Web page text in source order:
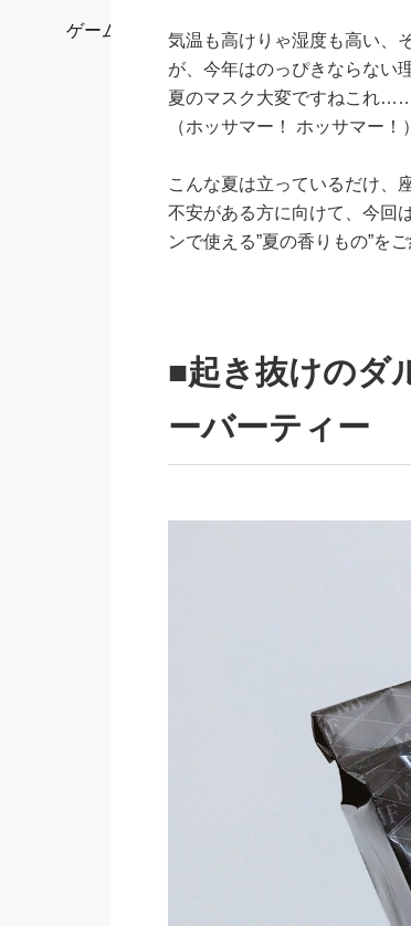
ゲーム
気温も高けりゃ湿度も高い、
が、今年はのっぴきならない
夏のマスク大変ですねこれ
（ホッサマー！ ホッサマー！）
こんな夏は立っているだけ
不安がある方に向けて、今回
ンで使える”夏の香りもの”を
■起き抜けのダ
ーバーティー